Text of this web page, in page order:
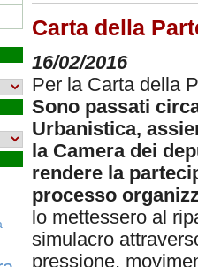
Carta della
16/02/2016
Per la Carta della
Sono passati
Urbanistica,
la Camera dei
rendere la
processo
lo mettessero al
simulacro
pressione,